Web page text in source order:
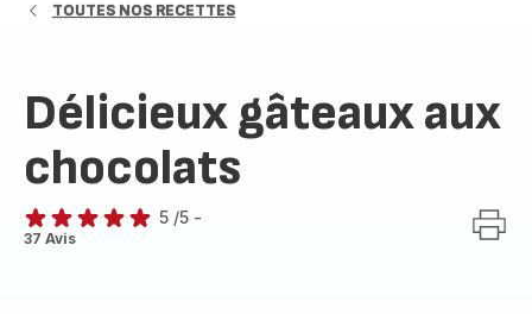
TOUTES NOS RECETTES
Délicieux gâteaux aux
chocolats
Avis
5 /5 -
37 Avis